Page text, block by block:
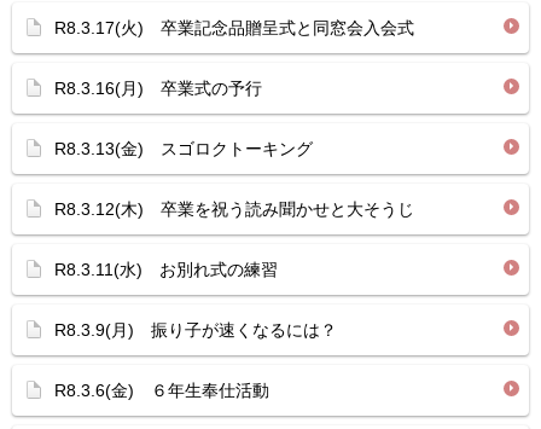
R8.3.17(火) 卒業記念品贈呈式と同窓会入会式
R8.3.16(月) 卒業式の予行
R8.3.13(金) スゴロクトーキング
R8.3.12(木) 卒業を祝う読み聞かせと大そうじ
R8.3.11(水) お別れ式の練習
R8.3.9(月) 振り子が速くなるには？
R8.3.6(金) ６年生奉仕活動